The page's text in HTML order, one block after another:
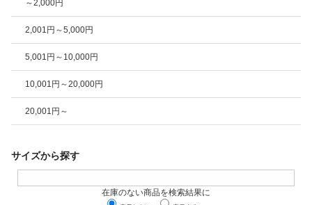
～2,000円
2,001円～5,000円
5,001円～10,000円
10,001円～20,000円
20,001円～
サイズから探す
在庫のない商品を検索結果に